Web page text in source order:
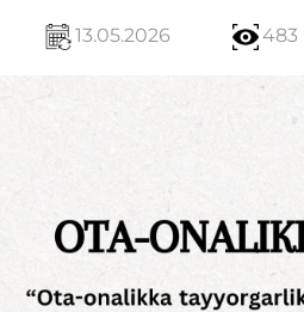
13.05.2026 483